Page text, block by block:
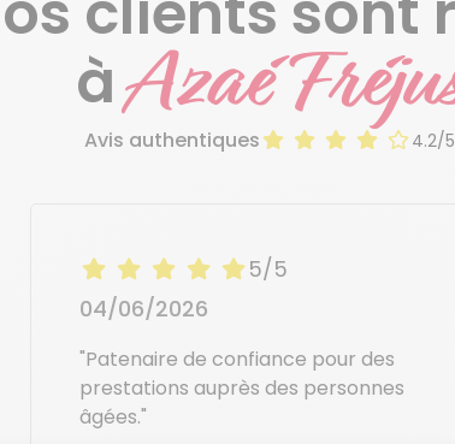
àAzaé
Avis authentiques 4.2/5
5/5
04/06/2026
"Patenaire de confiance pour des
prestations auprès des personnes
âgées."